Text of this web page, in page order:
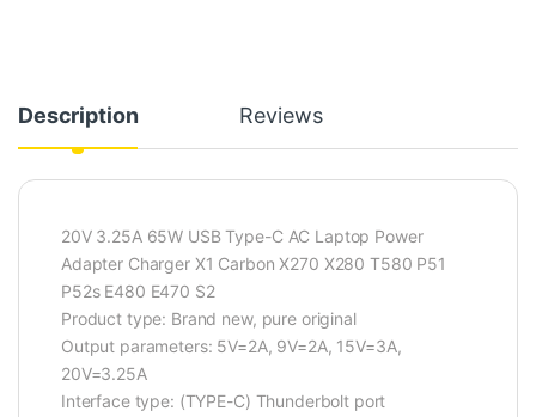
Description Reviews
20V 3.25A 65W USB Type-C AC Laptop Power
Adapter Charger X1 Carbon X270 X280 T580 P51
P52s E480 E470 S2
Product type: Brand new, pure original
Output parameters: 5V=2A, 9V=2A, 15V=3A,
20V=3.25A
Interface type: (TYPE-C) Thunderbolt port